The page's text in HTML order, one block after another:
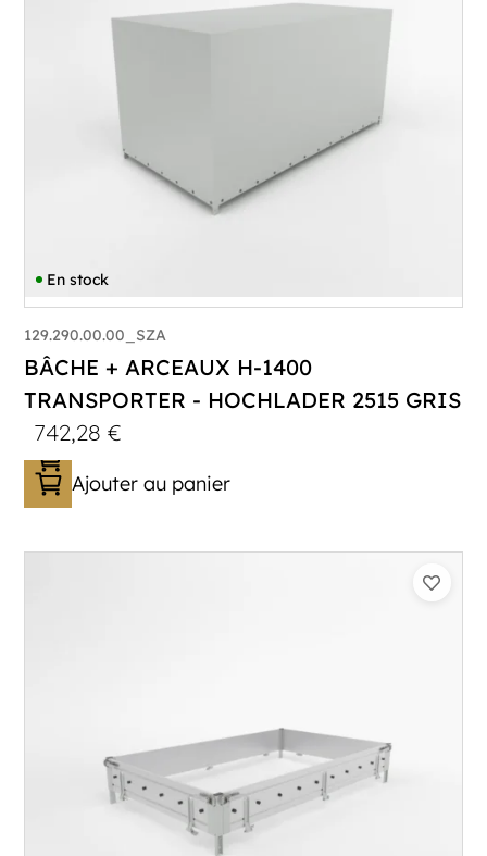
En stock
129.290.00.00_SZA
BÂCHE + ARCEAUX H-1400
TRANSPORTER - HOCHLADER 2515 GRIS
742,28€
Ajouter au panier